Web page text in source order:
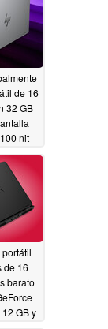
de 16
32 GB
nit
de 16
barato
GB y